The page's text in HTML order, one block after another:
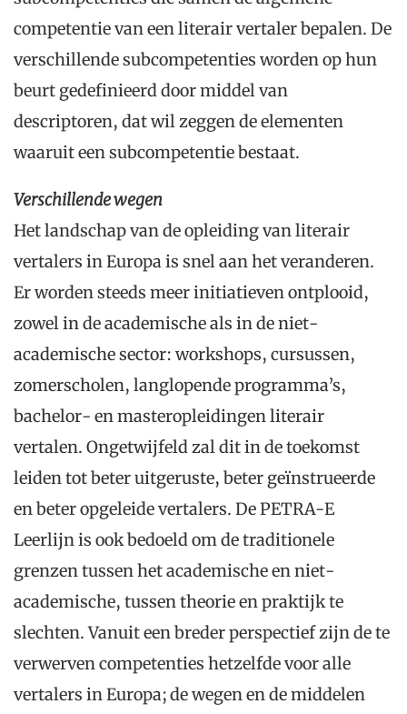
competentie van een literair vertaler bepalen. De
verschillende subcompetenties worden op hun
beurt gedefinieerd door middel van
descriptoren, dat wil zeggen de elementen
waaruit een subcompetentie bestaat.
Verschillende wegen
Het landschap van de opleiding van literair
vertalers in Europa is snel aan het veranderen.
Er worden steeds meer initiatieven ontplooid,
zowel in de academische als in de niet-
academische sector: workshops, cursussen,
zomerscholen, langlopende programma’s,
bachelor- en masteropleidingen literair
vertalen. Ongetwijfeld zal dit in de toekomst
leiden tot beter uitgeruste, beter geïnstrueerde
en beter opgeleide vertalers. De PETRA-E
Leerlijn is ook bedoeld om de traditionele
grenzen tussen het academische en niet-
academische, tussen theorie en praktijk te
slechten. Vanuit een breder perspectief zijn de te
verwerven competenties hetzelfde voor alle
vertalers in Europa; de wegen en de middelen